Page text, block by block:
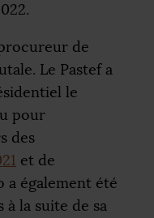
de
Le Pastef a
le
pour
des
et de
a également été
à la suite de sa